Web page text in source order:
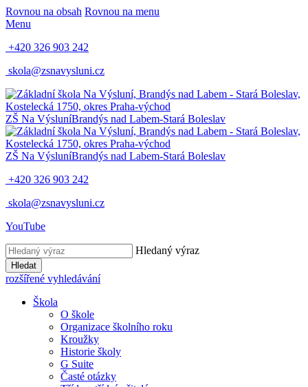
Rovnou na obsah Rovnou na menu
Menu
+420 326 903 242
skola@zsnavysluni.cz
ZŠ Na VýsluníBrandýs nad Labem-Stará Boleslav
ZŠ Na VýsluníBrandýs nad Labem-Stará Boleslav
+420 326 903 242
skola@zsnavysluni.cz
YouTube
Hledaný výraz
Hledat
rozšířené vyhledávání
Škola
O škole
Organizace školního roku
Kroužky
Historie školy
G Suite
Časté otázky